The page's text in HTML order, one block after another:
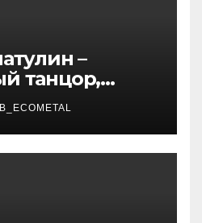
–
танцор,
хореографии,
актер и